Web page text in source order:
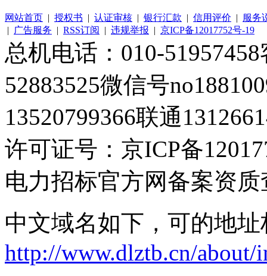
网站首页 | 授权书 | 认证审核 | 银行汇款 | 信用评价 |
服务
|
广告服务 | RSS订阅 | 违规举报 | 京ICP备12017752号-19
总机电话：010-
52883525微信号
13520799366联通
许可证号：京ICP备
电力招标官方网备案资质
中文域名如下，可的地
http://www.dlztb.cn/about/